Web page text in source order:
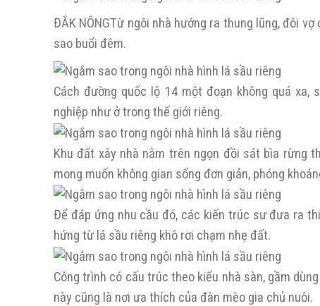
ĐẮK NÔNGTừ ngôi nhà hướng ra thung lũng, đôi
sao buổi đêm.
Cách đường quốc lộ 14 một đoạn không quá
nghiệp như ở trong thế giới riêng.
Khu đất xây nhà nằm trên ngọn đồi sát bìa rừng
mong muốn không gian sống đơn giản, phóng
Để đáp ứng nhu cầu đó, các kiến trúc sư đưa ra
hứng từ lá sầu riêng khô rơi chạm nhẹ đất.
Công trình có cấu trúc theo kiểu nhà sàn, gầm
này cũng là nơi ưa thích của đàn mèo gia chủ nuôi.